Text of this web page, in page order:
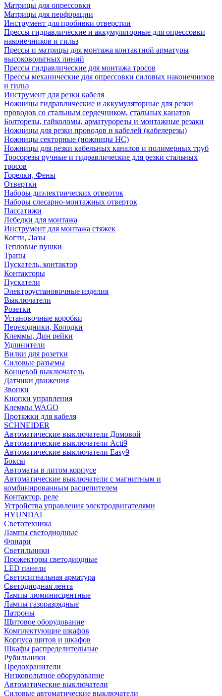
Матрицы для опрессовки
Матрицы для перфорации
Инструмент для пробивки отверстии
Прессы гидравлические и аккумуляторные для опрессовки
наконечников и гильз
Прессы и матрицы для монтажа контактной арматуры
высоковольтных линий
Прессы гидравлические для монтажа тросов
Прессы механические для опрессовки силовых наконечников
и гильз
Инструмент для резки кабеля
Ножницы гидравлические и аккумуляторные для резки
проводов со стальным сердечником, стальных канатов
Болторезы, гайколомы, арматурорезы и монтажные резаки
Ножницы для резки проводов и кабелей (кабелерезы)
Ножницы секторные (ножницы НС)
Ножницы для резки кабельных каналов и полимерных труб
Тросорезы ручные и гидравлические для резки стальных
тросов
Горелки, Фены
Отвертки
Наборы диэлектрических отверток
Наборы слесарно-монтажных отверток
Пассатижи
Лебедки для монтажа
Инструмент для монтажа стяжек
Когти, Лазы
Тепловые пушки
Трапы
Пускатель, контактор
Контакторы
Пускатели
Электроустановочные изделия
Выключатели
Розетки
Установочные коробки
Переходники, Колодки
Клеммы, Дин рейки
Удлинители
Вилки для розетки
Силовые разъемы
Концевой выключатель
Датчики движения
Звонки
Кнопки управления
Клеммы WAGO
Протяжки для кабеля
SCHNEIDER
Автоматические выключатели Домовой
Автоматические выключатели Acti9
Автоматические выключатели Easy9
Боксы
Автоматы в литом корпусе
Автоматические выключатели с магнитным и
комбинированным расцепителем
Контактор, реле
Устройства управления электродвигателями
HYUNDAI
Светотехника
Лампы светодиодные
Фонари
Светильники
Прожекторы светодиодные
LED панели
Светосигнальная арматура
Светодиодная лента
Лампы люминисцентные
Лампы газоразрядные
Патроны
Щитовое оборудование
Комплектующие шкафов
Корпуса щитов и шкафов
Шкафы распределительные
Рубильники
Предохранители
Низковольтное оборудование
Автоматические выключатели
Силовые автоматические выключатели